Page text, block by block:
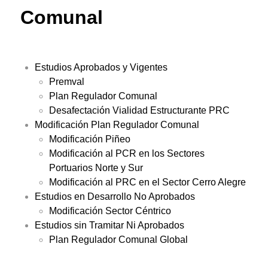
Comunal
Estudios Aprobados y Vigentes
Premval
Plan Regulador Comunal
Desafectación Vialidad Estructurante PRC
Modificación Plan Regulador Comunal
Modificación Piñeo
Modificación al PCR en los Sectores
Portuarios Norte y Sur
Modificación al PRC en el Sector Cerro Alegre
Estudios en Desarrollo No Aprobados
Modificación Sector Céntrico
Estudios sin Tramitar Ni Aprobados
Plan Regulador Comunal Global